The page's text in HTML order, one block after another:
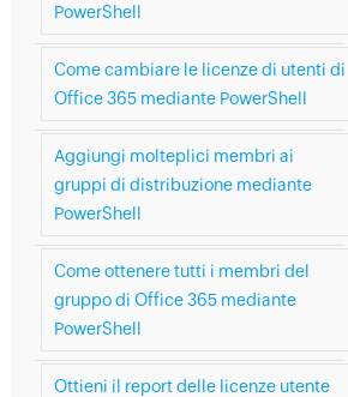
PowerShell
Come cambiare le licenze di utenti di
Office 365 mediante PowerShell
Aggiungi molteplici membri ai
gruppi di distribuzione mediante
PowerShell
Come ottenere tutti i membri del
gruppo di Office 365 mediante
PowerShell
Ottieni il report delle licenze utente